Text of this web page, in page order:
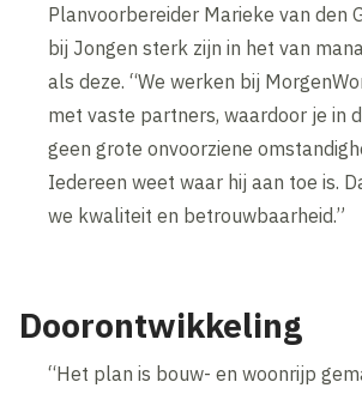
Planvoorbereider Marieke van den
bij Jongen sterk zijn in het van
als deze. “We werken bij
met vaste partners, waardoor je in
geen grote onvoorziene
Iedereen weet waar hij aan toe is.
we kwaliteit en betrouwbaarheid.”
Doorontwikkeling
“Het plan is bouw- en woonrijp